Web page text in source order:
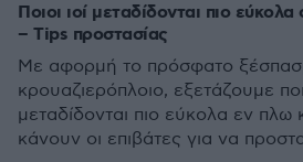
Ποιοι ιοί μεταδίδονται πιο
– Tips προστασίας
Με αφορμή το πρόσφατο
κρουαζιερόπλοιο, εξετάζουμε
μεταδίδονται πιο εύκολα εν πλω
κάνουν οι επιβάτες για να